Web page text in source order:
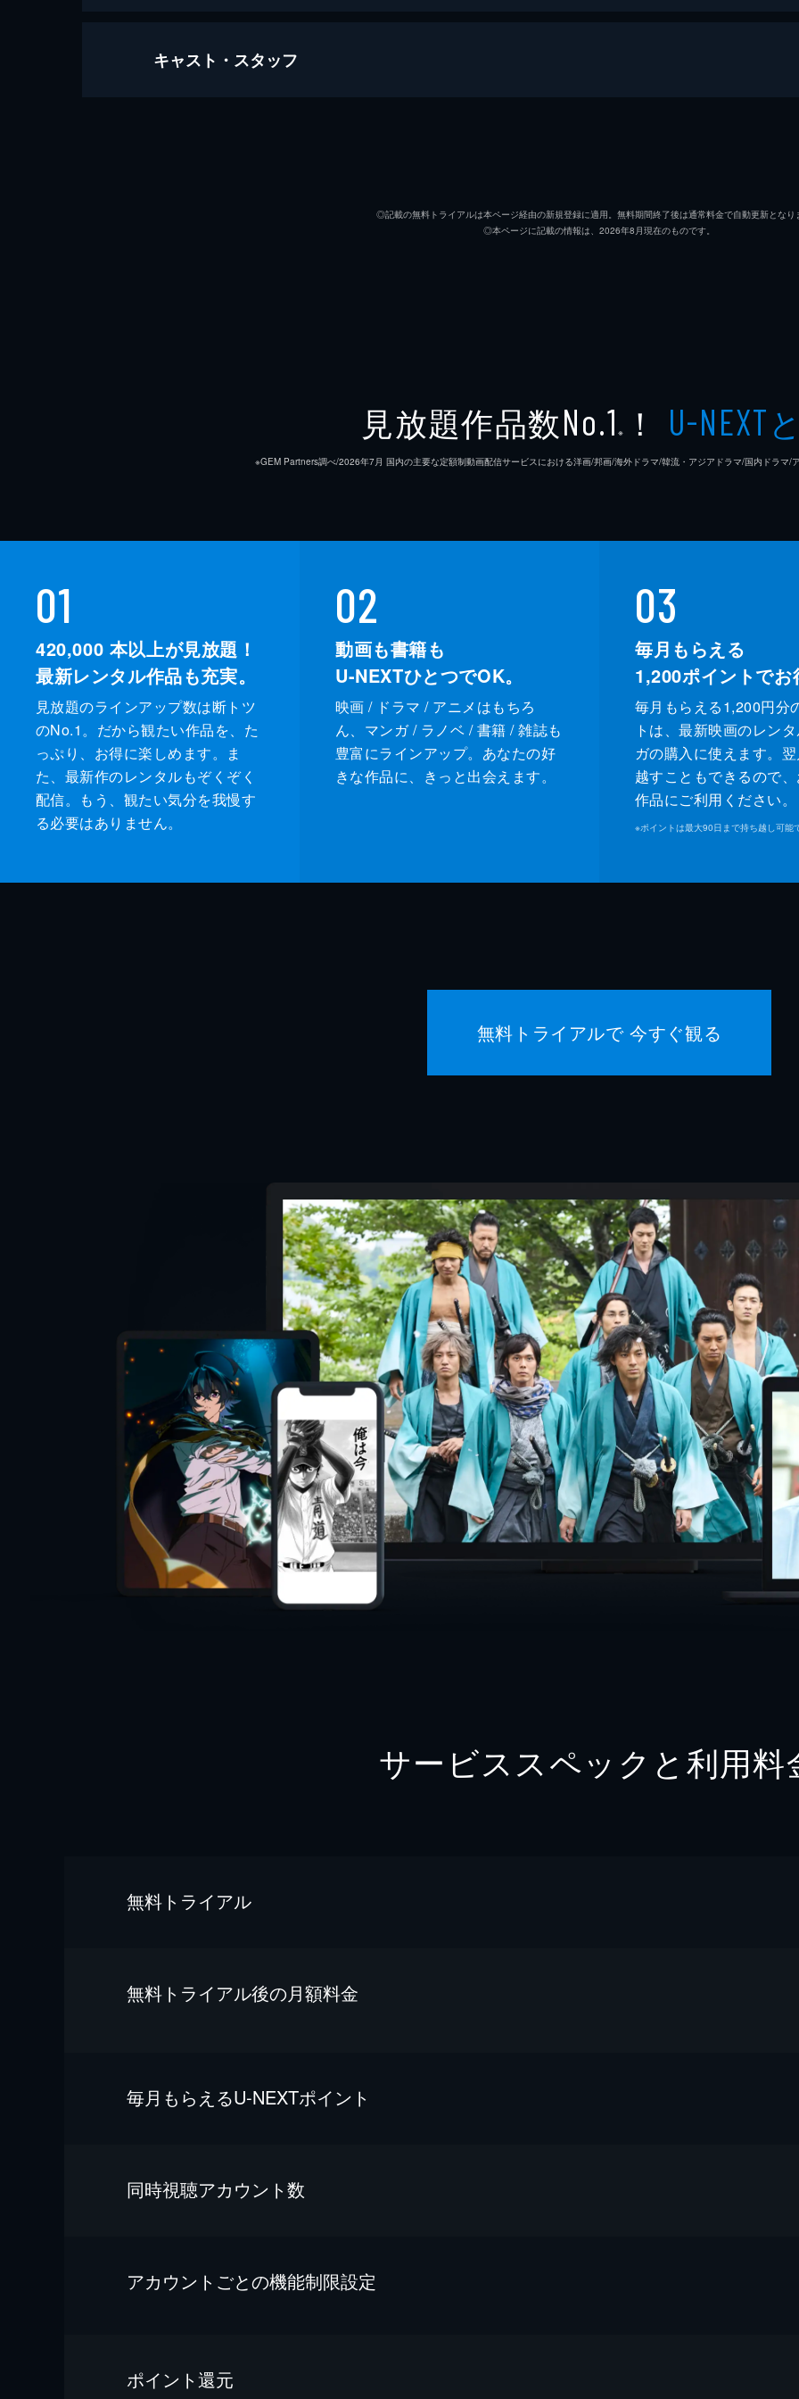
セッション
キャスト・スタッフ
ジム・ニーマン
クリ
デイ
カヴ
監督 デイミ
脚本 デイミ
音楽 ジャス
製作 ジェ
◎記載の無料トライアルは本ページ経由の新規登録に適用。無料期間終了後は通常料金で自動更新となり
◎本ページに記載の情報は、2026年8月現在のものです。
見放題作品数No.1 ※ ！ U-NEXT
※GEM Partners調べ/2026年7⽉ 国内の主要な定額制動画配信サービスにおける洋画/邦画/海外ドラマ/韓流・アジアドラマ/国内ドラマ/
01
420,000 本以上が見放題！
最新レンタル作品も充実。
見放題のラインアップ数は断トツ
のNo.1。だから観たい作品を、た
っぷり、お得に楽しめます。ま
た、最新作のレンタルもぞくぞく
配信。もう、観たい気分を我慢す
る必要はありません。
02
動画も書籍も
U-NEXTひとつでOK。
映画 / ドラマ / アニメはもちろ
ん、マンガ / ラノベ / 書籍 / 雑誌も
豊富にラインアップ。あなたの好
きな作品に、きっと出会えます。
03
毎月もらえる
1,200ポイントでお
毎月もらえる1,200円分
トは、最新映画のレン
ガの購入に使えます。
越すこともできるので
作品にご利用ください。
※ポイントは最大90日まで持ち越し可能で
無料トライアルで 今すぐ観る
サービススペックと利用料
無料トライアル
無料トライアル後の⽉額料金
毎⽉もらえるU-NEXTポイント
同時視聴アカウント数
アカウントごとの機能制限設定
ポイント還元